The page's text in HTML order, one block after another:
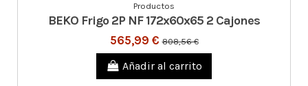
Productos
BEKO Frigo 2P NF 172x60x65 2 Cajones
565,99 €808,56 €
Añadir al carrito